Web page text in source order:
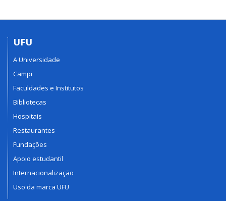
UFU
A Universidade
Campi
Faculdades e Institutos
Bibliotecas
Hospitais
Restaurantes
Fundações
Apoio estudantil
Internacionalização
Uso da marca UFU